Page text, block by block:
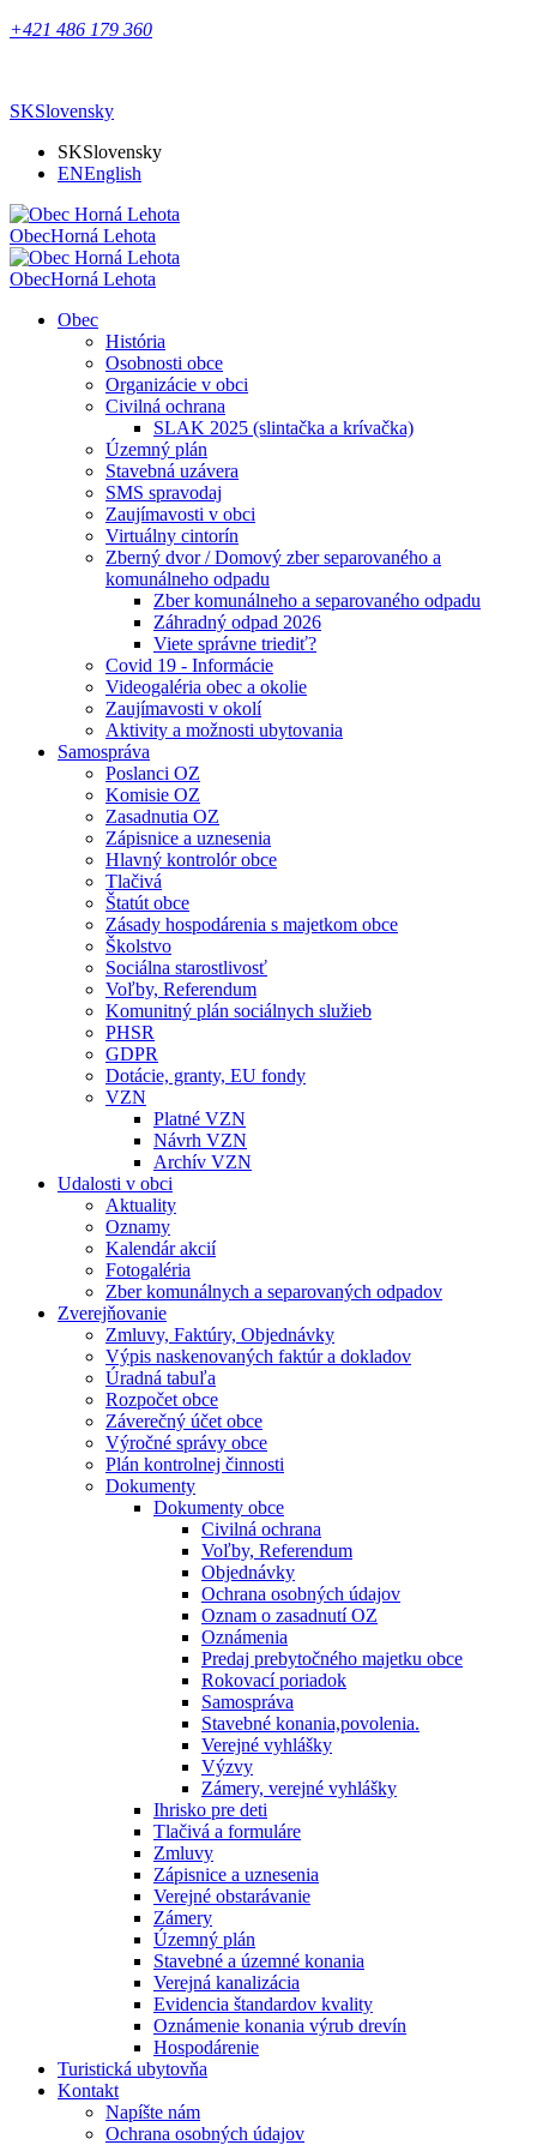
+421 486 179 360
SKSlovensky
SKSlovensky
ENEnglish
ObecHorná Lehota
ObecHorná Lehota
Obec
História
Osobnosti obce
Organizácie v obci
Civilná ochrana
SLAK 2025 (slintačka a krívačka)
Územný plán
Stavebná uzávera
SMS spravodaj
Zaujímavosti v obci
Virtuálny cintorín
Zberný dvor / Domový zber separovaného a
komunálneho odpadu
Zber komunálneho a separovaného odpadu
Záhradný odpad 2026
Viete správne triediť?
Covid 19 - Informácie
Videogaléria obec a okolie
Zaujímavosti v okolí
Aktivity a možnosti ubytovania
Samospráva
Poslanci OZ
Komisie OZ
Zasadnutia OZ
Zápisnice a uznesenia
Hlavný kontrolór obce
Tlačivá
Štatút obce
Zásady hospodárenia s majetkom obce
Školstvo
Sociálna starostlivosť
Voľby, Referendum
Komunitný plán sociálnych služieb
PHSR
GDPR
Dotácie, granty, EU fondy
VZN
Platné VZN
Návrh VZN
Archív VZN
Udalosti v obci
Aktuality
Oznamy
Kalendár akcií
Fotogaléria
Zber komunálnych a separovaných odpadov
Zverejňovanie
Zmluvy, Faktúry, Objednávky
Výpis naskenovaných faktúr a dokladov
Úradná tabuľa
Rozpočet obce
Záverečný účet obce
Výročné správy obce
Plán kontrolnej činnosti
Dokumenty
Dokumenty obce
Civilná ochrana
Voľby, Referendum
Objednávky
Ochrana osobných údajov
Oznam o zasadnutí OZ
Oznámenia
Predaj prebytočného majetku obce
Rokovací poriadok
Samospráva
Stavebné konania,povolenia.
Verejné vyhlášky
Výzvy
Zámery, verejné vyhlášky
Ihrisko pre deti
Tlačivá a formuláre
Zmluvy
Zápisnice a uznesenia
Verejné obstarávanie
Zámery
Územný plán
Stavebné a územné konania
Verejná kanalizácia
Evidencia štandardov kvality
Oznámenie konania výrub drevín
Hospodárenie
Turistická ubytovňa
Kontakt
Napíšte nám
Ochrana osobných údajov